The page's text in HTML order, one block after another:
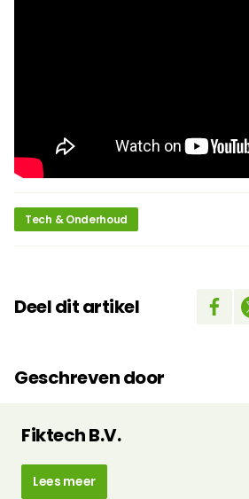
Tech & Onderhoud
Deel dit artikel
Geschreven door
Fiktech B.V.
Lees meer